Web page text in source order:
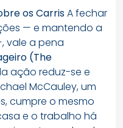
os CarrisA fechar
— e mantendo a
vale a pena
(The
ação reduz-se e
McCauley, um
cumpre o mesmo
e o trabalho há